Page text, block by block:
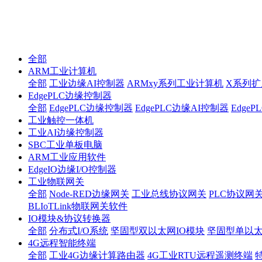
全部
ARM工业计算机
全部 工业边缘AI控制器 ARMxy系列工业计算机 X系列
EdgePLC边缘控制器
全部 EdgePLC边缘控制器 EdgePLC边缘AI控制器
工业触控一体机
工业AI边缘控制器
SBC工业单板电脑
ARM工业应用软件
EdgeIO边缘I/O控制器
工业物联网关
全部 Node-RED边缘网关 工业总线协议网关 PLC协议网
BLIoTLink物联网关软件
IO模块&协议转换器
全部 分布式I/O系统 坚固型双以太网IO模块 坚固型单以
4G远程智能终端
全部 工业4G边缘计算路由器 4G工业RTU远程遥测终端